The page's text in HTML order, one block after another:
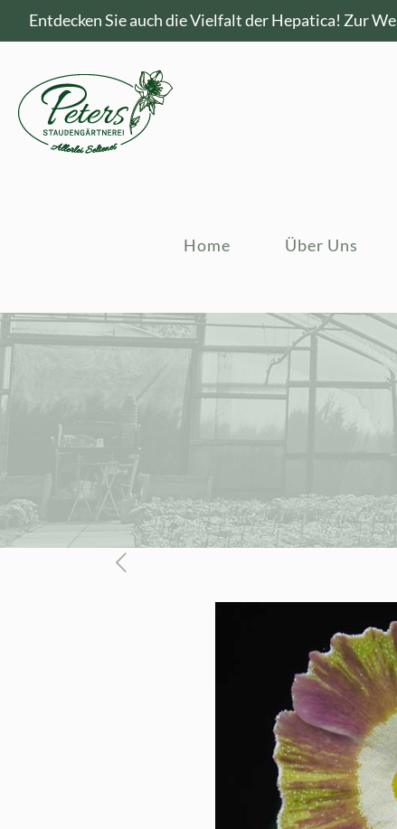
Entdecken Sie auch die Vielfalt der Hepatica! Zur
Home Über Uns